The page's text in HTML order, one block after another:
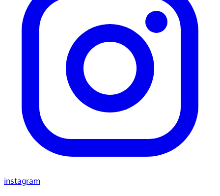
instagram